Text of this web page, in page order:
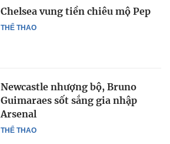
THỂ THAO
Chelsea vung tiền chiêu mộ Pep
THỂ THAO
Newcastle nhượng bộ, Bruno
Guimaraes sốt sắng gia nhập
Arsenal